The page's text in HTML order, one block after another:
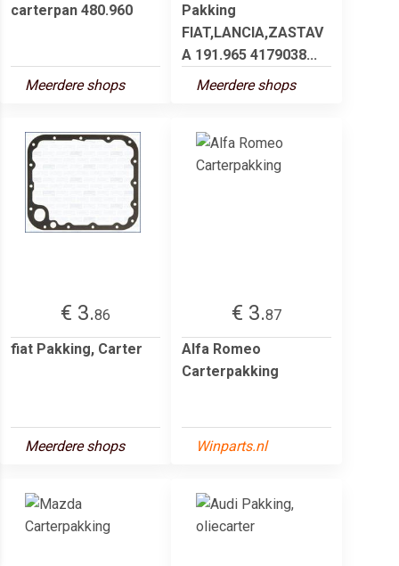
carterpan 480.960
Meerdere shops
Pakking
FIAT,LANCIA,ZASTAV
A 191.965 4179038...
Meerdere shops
€ 3.86
fiat Pakking, Carter
Meerdere shops
€ 3.87
Alfa Romeo
Carterpakking
Winparts.nl